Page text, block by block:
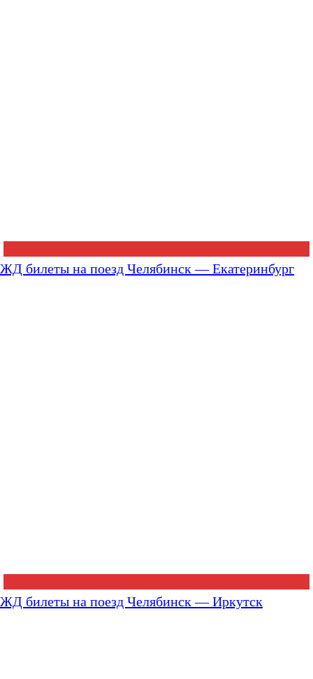
ЖД билеты на поезд Челябинск — Екатеринбург
ЖД билеты на поезд Челябинск — Иркутск